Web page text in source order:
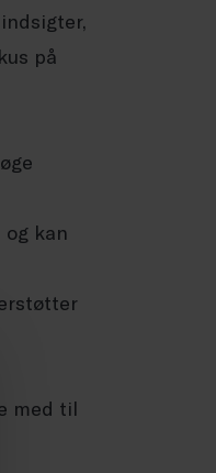
på
kan
med til